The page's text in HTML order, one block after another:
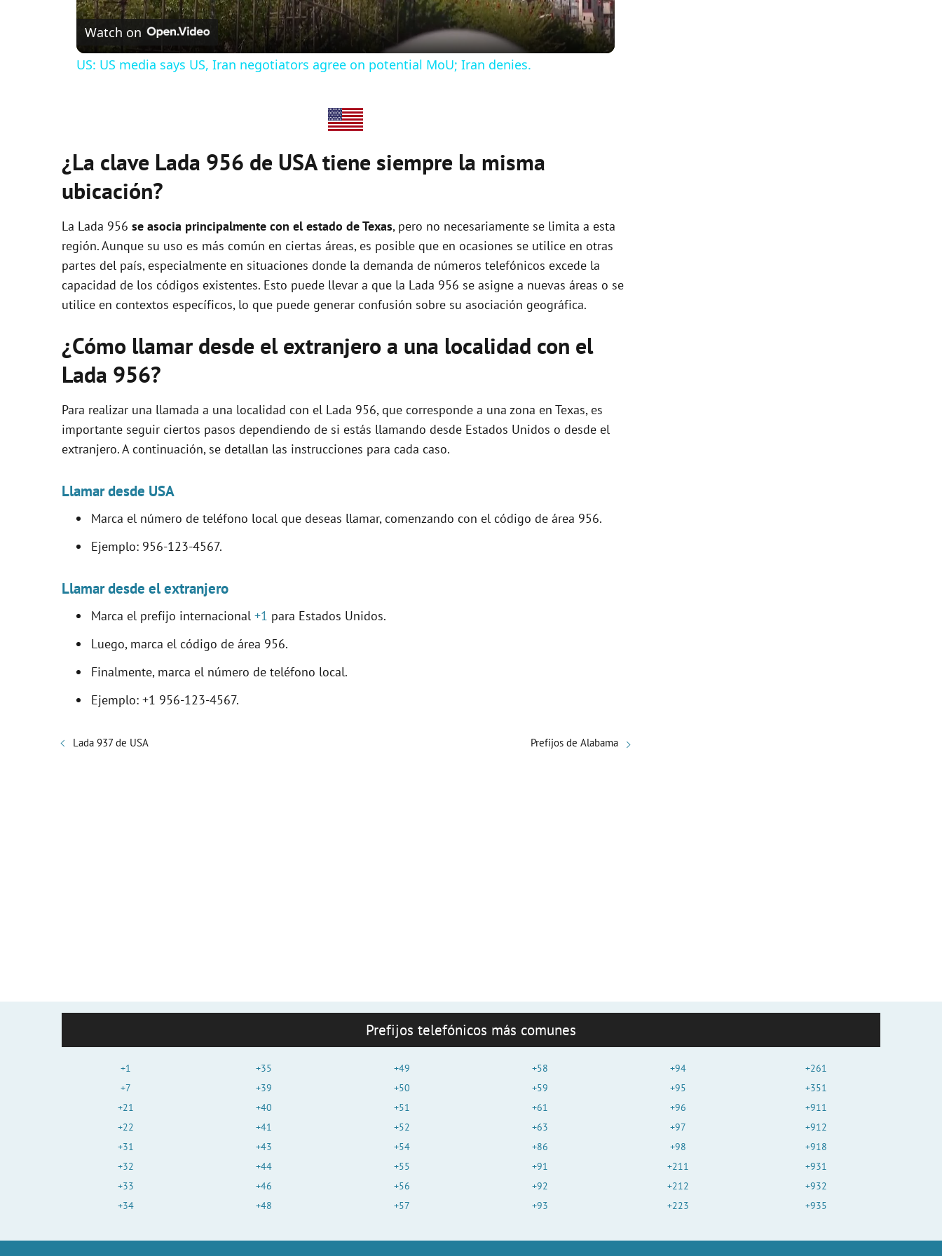
a
y
i
d
e
o
Watch on
US: US media says US, Iran negotiators agree on potential MoU; Iran denies.
¿La clave Lada 956 de USA tiene siempre la misma
ubicación?
La Lada 956 se asocia principalmente con el estado de Texas, pero no necesariamente se limita a esta
región. Aunque su uso es más común en ciertas áreas, es posible que en ocasiones se utilice en otras
partes del país, especialmente en situaciones donde la demanda de números telefónicos excede la
capacidad de los códigos existentes. Esto puede llevar a que la Lada 956 se asigne a nuevas áreas o se
utilice en contextos específicos, lo que puede generar confusión sobre su asociación geográfica.
¿Cómo llamar desde el extranjero a una localidad con el
Lada 956?
Para realizar una llamada a una localidad con el Lada 956, que corresponde a una zona en Texas, es
importante seguir ciertos pasos dependiendo de si estás llamando desde Estados Unidos o desde el
extranjero. A continuación, se detallan las instrucciones para cada caso.
Llamar desde USA
Marca el número de teléfono local que deseas llamar, comenzando con el código de área 956.
Ejemplo: 956-123-4567.
Llamar desde el extranjero
Marca el prefijo internacional +1 para Estados Unidos.
Luego, marca el código de área 956.
Finalmente, marca el número de teléfono local.
Ejemplo: +1 956-123-4567.
Lada 937 de USA Prefijos de Alabama
Prefijos telefónicos más comunes
+1
+7
+21
+22
+31
+32
+33
+34
+35
+39
+40
+41
+43
+44
+46
+48
+49
+50
+51
+52
+54
+55
+56
+57
+58
+59
+61
+63
+86
+91
+92
+93
+94
+95
+96
+97
+98
+211
+212
+223
+261
+351
+911
+912
+918
+931
+932
+935